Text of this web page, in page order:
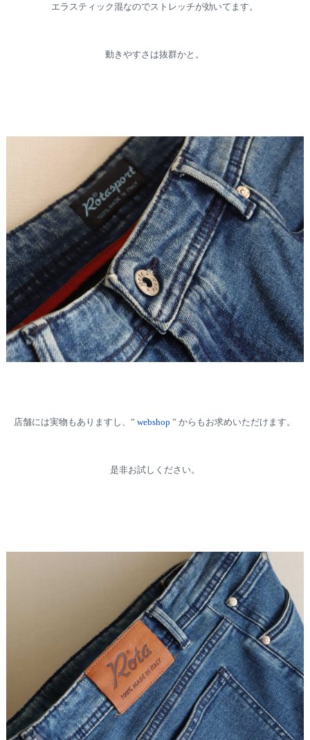
エラスティック混なのでストレッチが効いてます。
動きやすさは抜群かと。
店舗には実物もありますし、”webshop ” からもお求めいただけます。
是非お試しください。